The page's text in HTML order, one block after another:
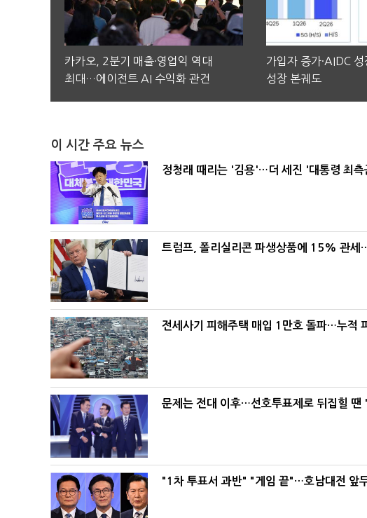
카카오, 2분기 매출·영업익 역대
최대…에이전트 AI 수익화 관건
가입자 증가·AIDC
성장 본궤도
이 시간 주요 뉴스
정청래 때리는 '김용'…더 세진 '대통령 최측
트럼프, 폴리실리콘 파생상품에 15% 관세
전세사기 피해주택 매입 1만호 돌파…누적
문제는 전대 이후…선호투표제로 뒤집힐 땐
"1차 투표서 과반" "게임 끝"…호남대전 앞